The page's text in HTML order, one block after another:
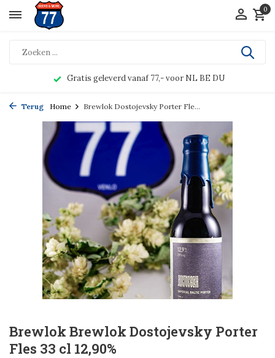
0
Gratis geleverd vanaf 77,- voor NL BE DU
Terug Home Brewlok Dostojevsky Porter Fle...
Brewlok Brewlok Dostojevsky Porter
Fles 33 cl 12,90%